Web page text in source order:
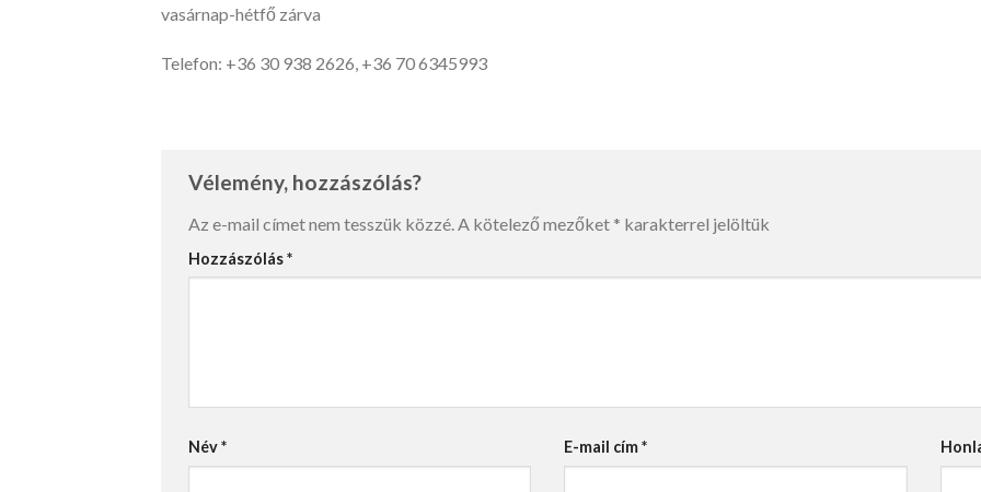
vasárnap-hétfő zárva
Telefon: +36 30 938 2626, +36 70 6345993
Vélemény, hozzászólás?
Az e-mail címet nem tesszük közzé. A kötelező mezőket * karakterrel jelöltük
Hozzászólás*
Név* E-mail cím*